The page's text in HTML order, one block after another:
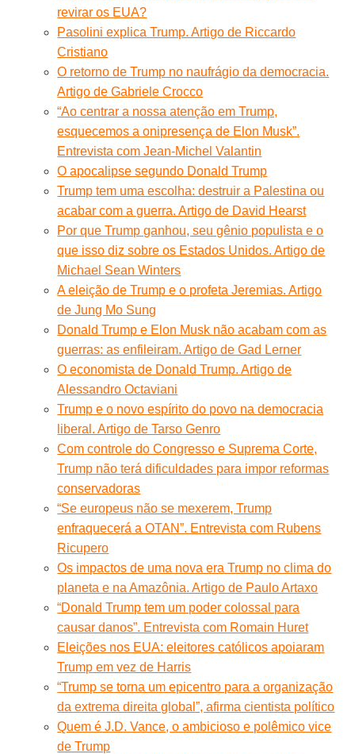
revirar os EUA?
Pasolini explica Trump. Artigo de Riccardo
Cristiano
O retorno de Trump no naufrágio da democracia.
Artigo de Gabriele Crocco
“Ao centrar a nossa atenção em Trump,
esquecemos a onipresença de Elon Musk”.
Entrevista com Jean-Michel Valantin
O apocalipse segundo Donald Trump
Trump tem uma escolha: destruir a Palestina ou
acabar com a guerra. Artigo de David Hearst
Por que Trump ganhou, seu gênio populista e o
que isso diz sobre os Estados Unidos. Artigo de
Michael Sean Winters
A eleição de Trump e o profeta Jeremias. Artigo
de Jung Mo Sung
Donald Trump e Elon Musk não acabam com as
guerras: as enfileiram. Artigo de Gad Lerner
O economista de Donald Trump. Artigo de
Alessandro Octaviani
Trump e o novo espírito do povo na democracia
liberal. Artigo de Tarso Genro
Com controle do Congresso e Suprema Corte,
Trump não terá dificuldades para impor reformas
conservadoras
“Se europeus não se mexerem, Trump
enfraquecerá a OTAN”. Entrevista com Rubens
Ricupero
Os impactos de uma nova era Trump no clima do
planeta e na Amazônia. Artigo de Paulo Artaxo
“Donald Trump tem um poder colossal para
causar danos”. Entrevista com Romain Huret
Eleições nos EUA: eleitores católicos apoiaram
Trump em vez de Harris
“Trump se torna um epicentro para a organização
da extrema direita global”, afirma cientista político
Quem é J.D. Vance, o ambicioso e polêmico vice
de Trump